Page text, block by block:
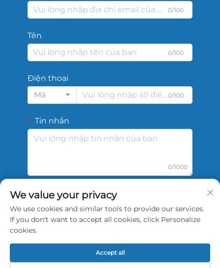
0/100
Tên
0/100
Điện thoại
Mã
0/100
Tin nhắn
0/1000
Gửi
Bản quyền © 2026 Công ty TNHH Công nghệ Thể
We value your privacy
We use cookies and similar tools to provide our services.
If you don't want to accept all cookies, click Personalize
cookies.
Accept all